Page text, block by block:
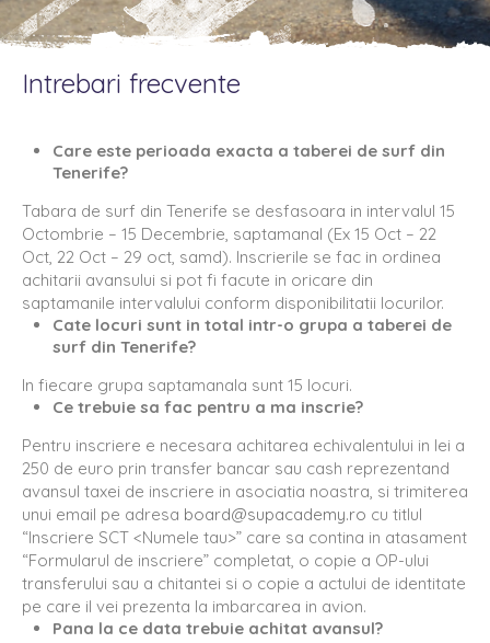
Intrebari frecvente
Care este perioada exacta a taberei de surf din
Tenerife?
Tabara de surf din Tenerife se desfasoara in intervalul 15
Octombrie – 15 Decembrie, saptamanal (Ex 15 Oct – 22
Oct, 22 Oct – 29 oct, samd). Inscrierile se fac in ordinea
achitarii avansului si pot fi facute in oricare din
saptamanile intervalului conform disponibilitatii locurilor.
Cate locuri sunt in total intr-o grupa a taberei de
surf din Tenerife?
In fiecare grupa saptamanala sunt 15 locuri.
Ce trebuie sa fac pentru a ma inscrie?
Pentru inscriere e necesara achitarea echivalentului in lei a
250 de euro prin transfer bancar sau cash reprezentand
avansul taxei de inscriere in asociatia noastra, si trimiterea
unui email pe adresa board@supacademy.ro cu titlul
“Inscriere SCT <Numele tau>” care sa contina in atasament
“Formularul de inscriere” completat, o copie a OP-ului
transferului sau a chitantei si o copie a actului de identitate
pe care il vei prezenta la imbarcarea in avion.
Pana la ce data trebuie achitat avansul?